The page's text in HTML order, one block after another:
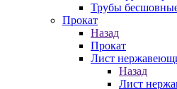
Трубы
Прокат
Назад
Прокат
Лист
Назад
Лист